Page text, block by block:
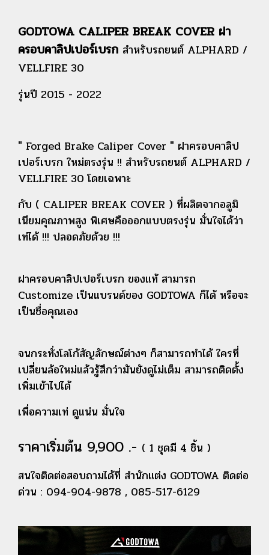
GODTOWA CALIPER BREAK COVER ฝา
ครอบคาลิปเปอร์เบรก สำหรับรถยนต์ ALPHARD /
VELLFIRE 30
รุ่นปี 2015 - 2022
" Forged Brake Caliper Cover " ฝาครอบคาลิป
เปอร์เบรก ใหม่ตรงรุ่น !! สำหรับรถยนต์ ALPHARD /
VELLFIRE 30 โดยเฉพาะ
กับ ( CALIPER BREAK COVER ) ที่ผลิตจากอลูมิ
เนียมคุณภาพสูง พิเศษคือออกแบบตรงรุ่น มั่นใจได้ว่า
เท่ได้ !!! ปลอดภัยด้วย !!!
ฝาครอบคาลิปเปอร์เบรก ของแท้ สามารถ
Customize เป็นแบรนด์ของ GODTOWA ก็ได้ หรือจะ
เป็นชื่อคุณเอง
จนกระทั่งโลโก้สัญลักษณ์ต่างๆ ก็สามารถทำได้ใครที่
เปลี่ยนล้อใหม่แล้วรู้สึกว่ามันยังดูไม่เต็ม สามารถติดตั้ง
เพิ่มเข้าไปได้
เพื่อความเท่ ดูแน่น มั่นใจ
ราคาเริ่มต้น 9,900 .- ( 1 ชุดมี 4 ชิ้น )
สนใจติดต่อสอบถามได้ที่ สำนักแต่ง GODTOWA ติดต่อ
ด่วน : 094-904-9878 , 085-517-6129